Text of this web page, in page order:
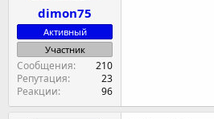
dimon75
Активный
Участник
Сообщения
210
Репутация
23
Реакции
96